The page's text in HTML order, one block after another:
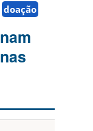
doação